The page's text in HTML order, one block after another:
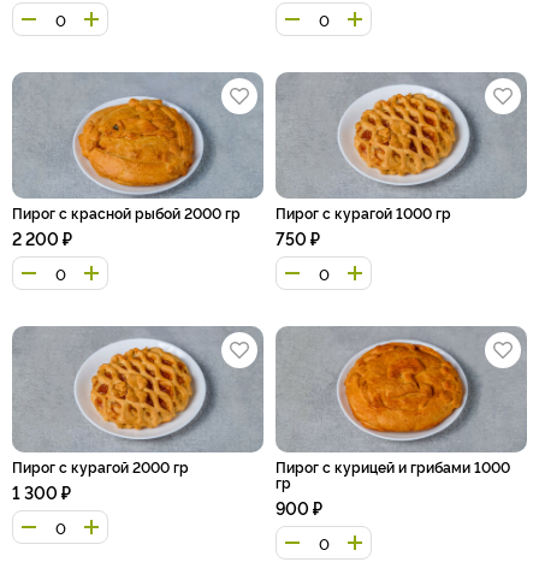
Пирог с красной рыбой 2000 гр
2 200 ₽
Пирог с курагой 1000 гр
750 ₽
Пирог с курагой 2000 гр
1 300 ₽
Пирог с курицей и грибами 1000
гр
900 ₽